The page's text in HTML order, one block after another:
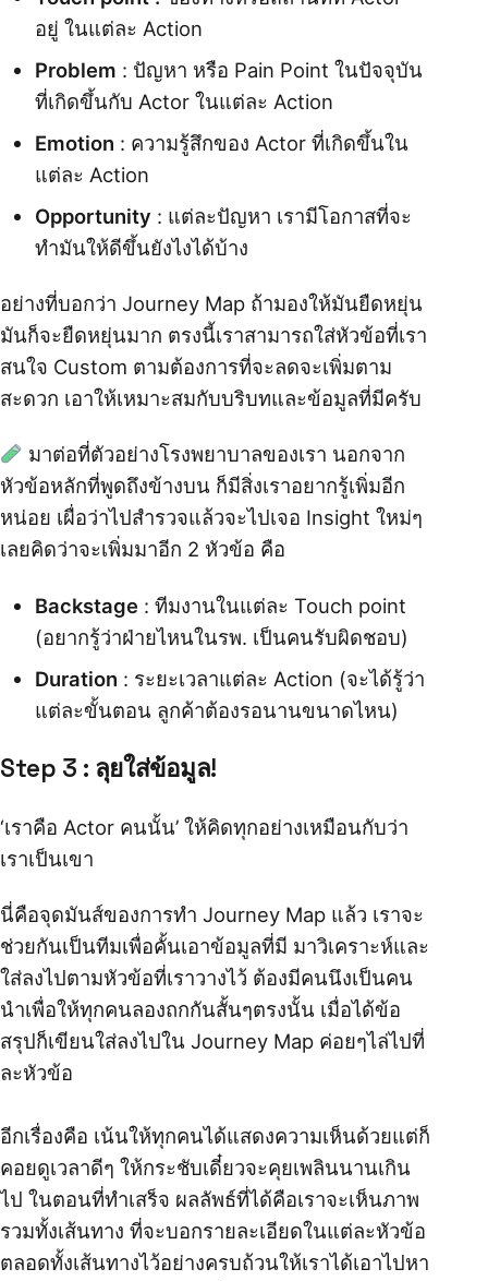
อยู่ ในแต่ละ Action
Problem : ปัญหา หรือ Pain Point ในปัจจุบัน
ที่เกิดขึ้นกับ Actor ในแต่ละ Action
Emotion : ความรู้สึกของ Actor ที่เกิดขึ้นใน
แต่ละ Action
Opportunity : แต่ละปัญหา เรามีโอกาสที่จะ
ทำมันให้ดีขึ้นยังไงได้บ้าง
อย่างที่บอกว่า Journey Map ถ้ามองให้มันยืดหยุ่น
มันก็จะยืดหยุ่นมาก ตรงนี้เราสามารถใส่หัวข้อที่เรา
สนใจ Custom ตามต้องการที่จะลดจะเพิ่มตาม
สะดวก เอาให้เหมาะสมกับบริบทและข้อมูลที่มีครับ
มาต่อที่ตัวอย่างโรงพยาบาลของเรา นอกจาก
หัวข้อหลักที่พูดถึงข้างบน ก็มีสิ่งเราอยากรู้เพิ่มอีก
หน่อย เผื่อว่าไปสำรวจแล้วจะไปเจอ Insight ใหม่ๆ
เลยคิดว่าจะเพิ่มมาอีก 2 หัวข้อ คือ
Backstage : ทีมงานในแต่ละ Touch point
(อยากรู้ว่าฝ่ายไหนในรพ. เป็นคนรับผิดชอบ)
Duration : ระยะเวลาแต่ละ Action (จะได้รู้ว่า
แต่ละขั้นตอน ลูกค้าต้องรอนานขนาดไหน)
Step 3 : ลุยใส่ข้อมูล!
‘เราคือ Actor คนนั้น’ ให้คิดทุกอย่างเหมือนกับว่า
เราเป็นเขา
นี่คือจุดมันส์ของการทำ Journey Map แล้ว เราจะ
ช่วยกันเป็นทีมเพื่อคั้นเอาข้อมูลที่มี มาวิเคราะห์และ
ใส่ลงไปตามหัวข้อที่เราวางไว้ ต้องมีคนนึงเป็นคน
นำเพื่อให้ทุกคนลองถกกันสั้นๆตรงนั้น เมื่อได้ข้อ
สรุปก็เขียนใส่ลงไปใน Journey Map ค่อยๆไล่ไปที่
ละหัวข้อ
อีกเรื่องคือ เน้นให้ทุกคนได้แสดงความเห็นด้วยแต่ก็
คอยดูเวลาดีๆ ให้กระชับเดี๋ยวจะคุยเพลินนานเกิน
ไป ในตอนที่ทำเสร็จ ผลลัพธ์ที่ได้คือเราจะเห็นภาพ
รวมทั้งเส้นทาง ที่จะบอกรายละเอียดในแต่ละหัวข้อ
ตลอดทั้งเส้นทางไว้อย่างครบถ้วนให้เราได้เอาไปหา